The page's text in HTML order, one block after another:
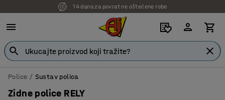
7 godina garancije
Police Sustav polica
Zidne police RELY